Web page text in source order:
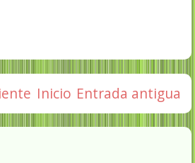
Entrada antigua
Inicio